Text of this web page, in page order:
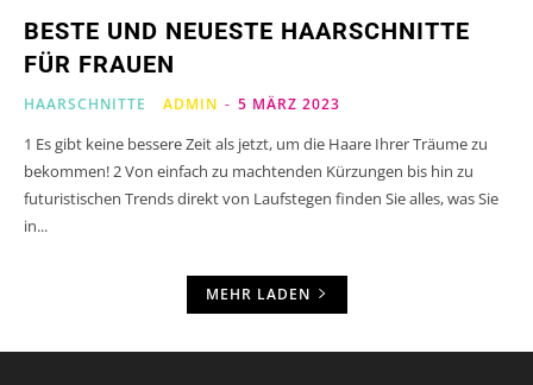
BESTE UND NEUESTE HAARSCHNITTE
FÜR FRAUEN
HAARSCHNITTE ADMIN - 5 MÄRZ 2023
1 Es gibt keine bessere Zeit als jetzt, um die Haare Ihrer Träume zu
bekommen! 2 Von einfach zu machtenden Kürzungen bis hin zu
futuristischen Trends direkt von Laufstegen finden Sie alles, was Sie
in...
MEHR LADEN